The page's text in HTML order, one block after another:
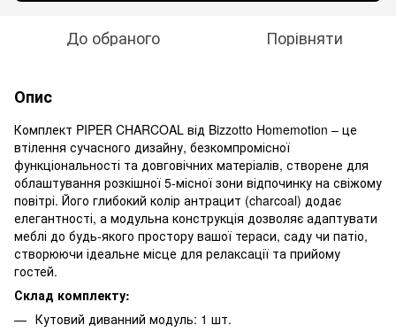
До обраного Порівняти
Опис
Комплект PIPER CHARCOAL від Bizzotto Homemotion – це
втілення сучасного дизайну, безкомпромісної
функціональності та довговічних матеріалів, створене для
облаштування розкішної 5-місної зони відпочинку на свіжому
повітрі. Його глибокий колір антрацит (charcoal) додає
елегантності, а модульна конструкція дозволяє адаптувати
меблі до будь-якого простору вашої тераси, саду чи патіо,
створюючи ідеальне місце для релаксації та прийому
гостей.
Склад комплекту:
Кутовий диванний модуль: 1 шт.